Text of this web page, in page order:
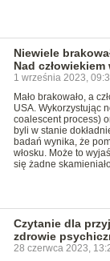
Niewiele
Nad człowiekiem
1 września 2023,
Mało brakowało, a
USA. Wykorzystując
coalescent process)
byli w stanie
badań wynika, że
włosku. Może to
się żadne
Czytanie dla
zdrowie
28 czerwca 2023,